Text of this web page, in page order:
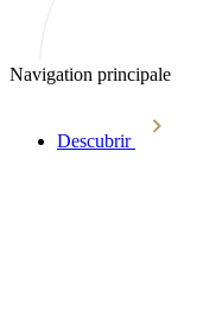
Navigation principale
Descubrir